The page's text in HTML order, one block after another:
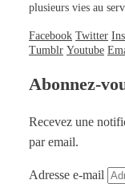
plusieurs vies au
Facebook Twitter
Tumblr Youtube
Abonnez-
Recevez une
par email.
Adresse e-mail